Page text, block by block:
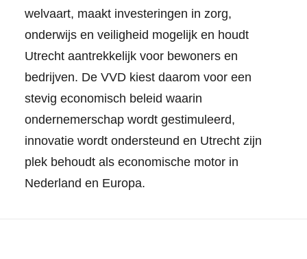
welvaart, maakt investeringen in zorg,
onderwijs en veiligheid mogelijk en houdt
Utrecht aantrekkelijk voor bewoners en
bedrijven. De VVD kiest daarom voor een
stevig economisch beleid waarin
ondernemerschap wordt gestimuleerd,
innovatie wordt ondersteund en Utrecht zijn
plek behoudt als economische motor in
Nederland en Europa.